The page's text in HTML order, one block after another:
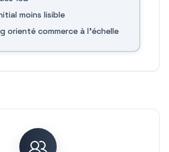
moins lisible
orienté commerce à l'échelle